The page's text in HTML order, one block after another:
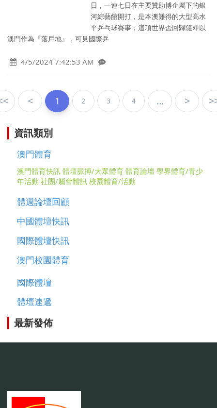
日，一連七日在主要贊助博企屬下的銀
河綜藝館開打，是本澳難得的大型高水
平乒乓球賽事；這項世界盃回歸隨即以
澳門作為『落戶地』，可見國際乒
4/5/2024 7:42:53 AM
< 1 2 3 4 ... >
資訊類別
澳門體育
澳門體育快訊 體壇脈搏/大眾體育 體育論壇 學界體育/青少
年活動 社團/屬會體訊 校園體育/活動
體週論壇回顧
中國體壇快訊
國際體壇快訊
澳門校園體育
國際體壇
體壇速遞
最新發佈